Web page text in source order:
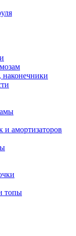
и амортизаторов
топы